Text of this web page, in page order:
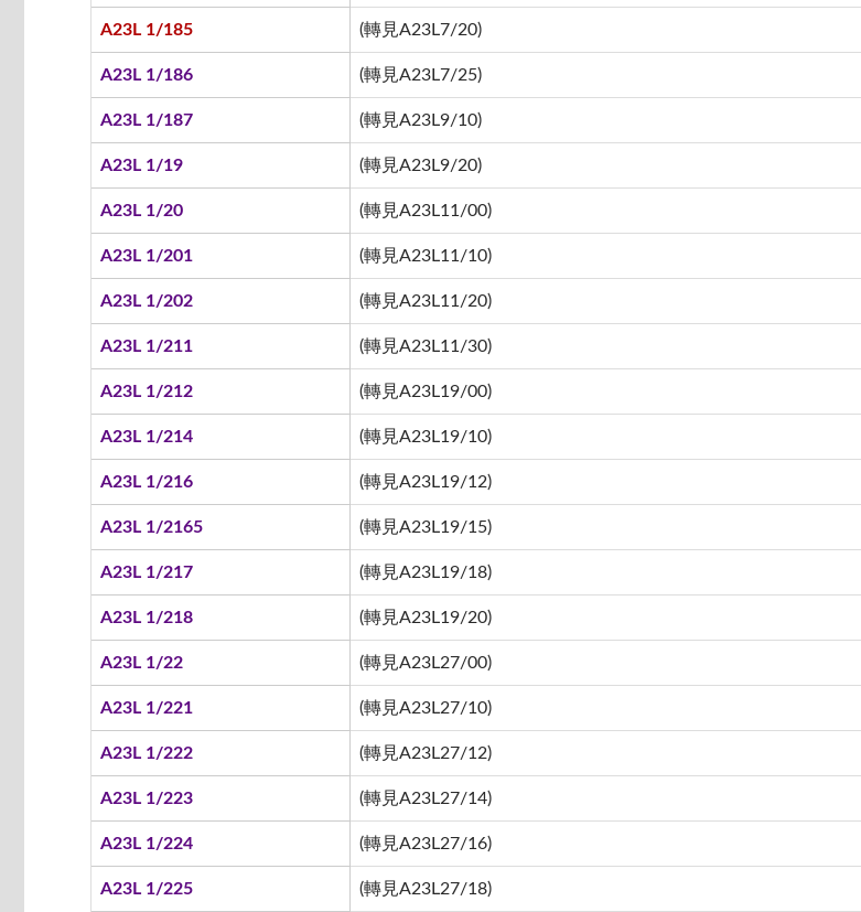
A23L 1/185 (轉見A23L7/20)
A23L 1/186 (轉見A23L7/25)
A23L 1/187 (轉見A23L9/10)
A23L 1/19 (轉見A23L9/20)
A23L 1/20 (轉見A23L11/00)
A23L 1/201 (轉見A23L11/10)
A23L 1/202 (轉見A23L11/20)
A23L 1/211 (轉見A23L11/30)
A23L 1/212 (轉見A23L19/00)
A23L 1/214 (轉見A23L19/10)
A23L 1/216 (轉見A23L19/12)
A23L 1/2165 (轉見A23L19/15)
A23L 1/217 (轉見A23L19/18)
A23L 1/218 (轉見A23L19/20)
A23L 1/22 (轉見A23L27/00)
A23L 1/221 (轉見A23L27/10)
A23L 1/222 (轉見A23L27/12)
A23L 1/223 (轉見A23L27/14)
A23L 1/224 (轉見A23L27/16)
A23L 1/225 (轉見A23L27/18)